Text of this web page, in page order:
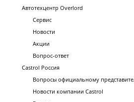
Автотехцентр Overlord
Сервис
Новости
Акции
Вопрос-ответ
Castrol Россия
Вопросы официальному
Новости компании Castrol